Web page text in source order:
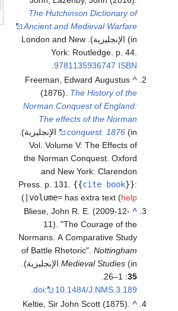
The Hutchinson Dictionary of
Ancient and Medieval Warfare
(in الإنجليزية). London and New
York: Routledge. p. 44.
ISBN
9781135936747
.
^
Freeman, Edward Augustus
(1876). The History of the
Norman Conquest of England:
The effects of the Norman
conquest. 1876
(in الإنجليزية).
Vol. Volume V: The Effects of
the Norman Conquest. Oxford
and New York: Clarendon
Press. p. 131.
{{cite book}}:
|volume= has extra text (help
)
^
Bliese, John R. E. (2009-12-
11). "The Courage of the
Normans. A Comparative Study
of Battle Rhetoric".Nottingham
Medieval Studies (in الإنجليزية).
35
: 1–26.
doi: 10.1484/J.NMS.3.189
.
^
Keltie, Sir John Scott (1875).